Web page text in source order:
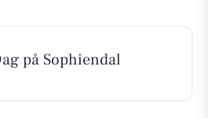
på Sophiendal